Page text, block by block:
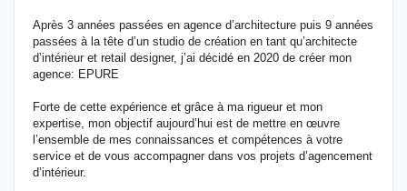
Après 3 années passées en agence d’architecture puis 9 années
passées à la tête d’un studio de création en tant qu’architecte
d’intérieur et retail designer, j’ai décidé en 2020 de créer mon
agence: EPURE
Forte de cette expérience et grâce à ma rigueur et mon
expertise, mon objectif aujourd’hui est de mettre en œuvre
l’ensemble de mes connaissances et compétences à votre
service et de vous accompagner dans vos projets d’agencement
d’intérieur.